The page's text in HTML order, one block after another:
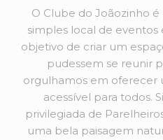
O Clube do Joãozinho
simples local de eventos
objetivo de criar um
pudessem se reunir
orgulhamos em oferecer
acessível para todos.
privilegiada de
uma bela paisagem